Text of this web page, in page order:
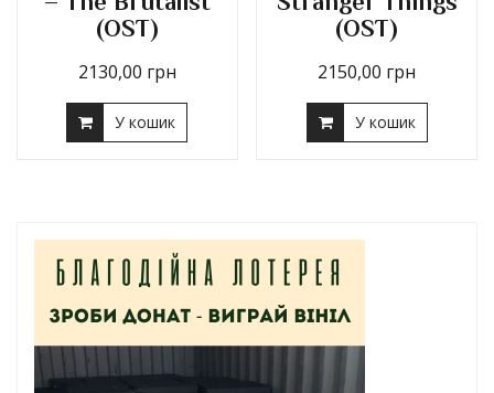
(OST)
2130,00 грн
У кошик
(OST)
2150,00 грн
У кошик